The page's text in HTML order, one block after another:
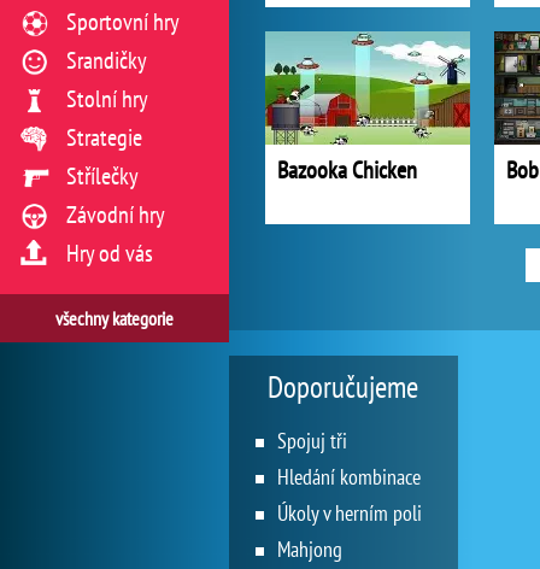
Bazooka Chicken
Sportovní hry
Srandičky
Stolní hry
Strategie
Střílečky
Závodní hry
Hry od vás
všechny kategorie
Doporučujeme
Spojuj tři
Hledání kombinace
Úkoly v herním poli
Mahjong